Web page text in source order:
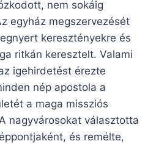
nem sokáig
egyház megszervezését
keresztényekre és
ritkán keresztelt. Valami
igehirdetést érezte
nép apostola a
a maga missziós
nagyvárosokat választotta
és remélte,